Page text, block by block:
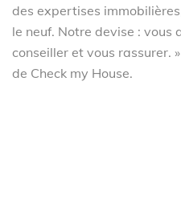
des expertises
le neuf. Notre devise : vous
conseiller et vous rassurer.
de Check my House.